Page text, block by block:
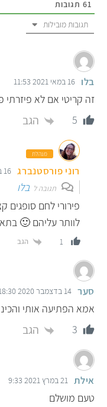
61 תגובות
תגובות מובילות
בלו 16 במאי 2021 11:53
זה קריטי אם לא פיזרתי
5
הגב
מנהלת
רוני פורסטנברג 16 במאי 2021 13:15
תגובה ל בלו
פירורי לחם
לוותר עליהם 🙂
1 הגב
סער 14 בדצמבר 2020 18:30
אמא הפתיעה אותי
3
הגב
אילת 21 במרץ 2021 9:33
טעם מושלם